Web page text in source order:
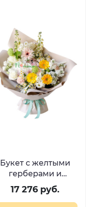
Букет с желтыми
герберами и
белыми розами
«Лучик солнца»
17 276 руб.